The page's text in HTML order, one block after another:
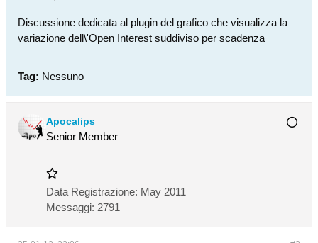
Discussione dedicata al plugin del grafico che visualizza la
variazione dell\'Open Interest suddiviso per scadenza
Tag: Nessuno
Apocalips
Senior Member
Data Registrazione: May 2011
Messaggi: 2791